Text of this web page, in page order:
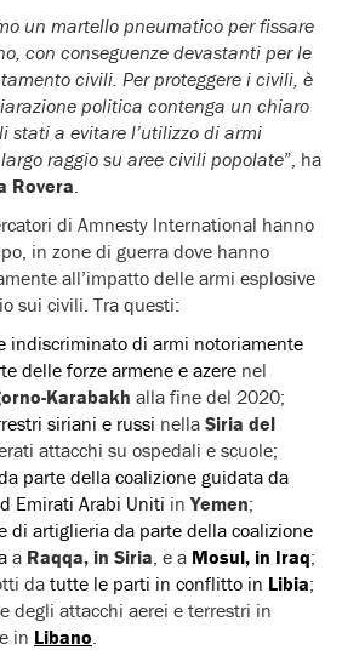
un martello pneumatico per fissare
con conseguenze devastanti per le
civili. Per proteggere i civili, è
politica contenga un chiaro
stati a evitare l’utilizzo di armi
raggio su aree civili popolate”, ha
Rovera
di Amnesty International hanno
in zone di guerra dove hanno
all’impatto delle armi esplosive
sui civili. Tra questi:
indiscriminato di armi notoriamente
delle forze armene e azere nel
Karabakh alla fine del 2020;
siriani e russi nella Siria del
attacchi su ospedali e scuole;
parte della coalizione guidata da
Emirati Arabi Uniti inYemen;
di artiglieria da parte della coalizione
a Raqqa, in Siria , e a Mosul, in Iraq;
datutte le parti in conflitto in Libia;
degli attacchi aerei e terrestri in
e in Libano